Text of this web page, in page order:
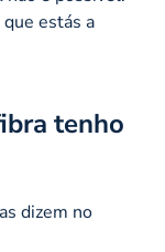
estás a
tenho
dizem no